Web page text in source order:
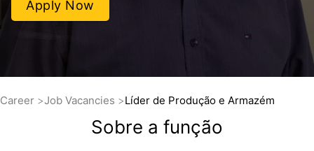
Apply Now
Career Job Vacancies Líder de Produção e Armazém
Sobre a função